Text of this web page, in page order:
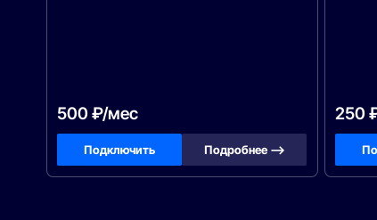
500 ₽/мес
Подключить Подробнее —>
250